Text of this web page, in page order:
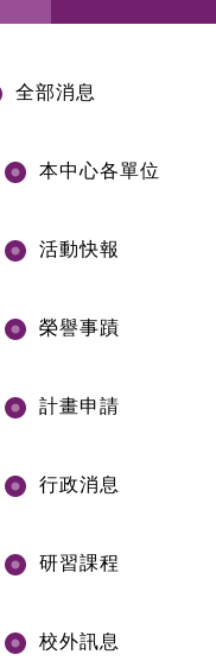
全部消息
本中心各單位
活動快報
榮譽事蹟
計畫申請
行政消息
研習課程
校外訊息